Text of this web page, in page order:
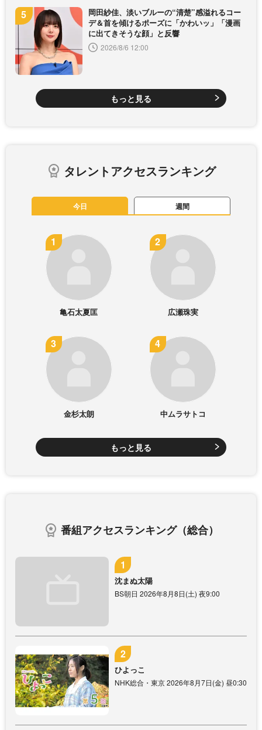
岡田紗佳、淡いブルーの“清楚”感溢れるコー
デ＆首を傾けるポーズに「かわいッ」「漫画
に出てきそうな顔」と反響
2026/8/6 12:00
もっと見る
タレントアクセスランキング
今日 週間
亀石太夏匡 広瀬珠実
金杉太朗 中ムラサトコ
もっと見る
番組アクセスランキング（総合）
沈まぬ太陽
BS朝日 2026年8月8日(土) 夜9:00
ひよっこ
NHK総合・東京 2026年8月7日(金) 昼0:30